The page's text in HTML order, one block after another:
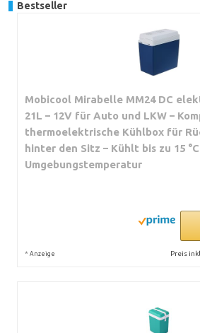
Bestseller
Mobicool Mirabelle MM24 DC
21L – 12V für Auto und LKW –
thermoelektrische Kühlbox für
hinter den Sitz – Kühlt bis zu 15
Umgebungstemperatur
* Anzeige Preis